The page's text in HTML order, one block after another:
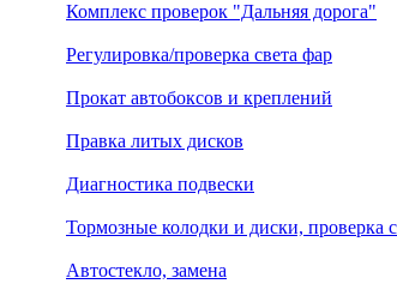
Комплекс проверок "Дальняя дорога"
Регулировка/проверка света фар
Прокат автобоксов и креплений
Правка литых дисков
Диагностика подвески
Тормозные колодки и диски, проверка
Автостекло, замена